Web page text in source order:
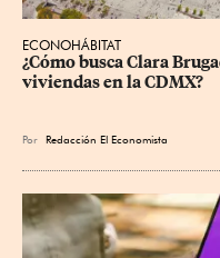
ECONOHÁBITAT
¿Cómo busca Clara
viviendas en la CDMX?
Por Redacción El Economista